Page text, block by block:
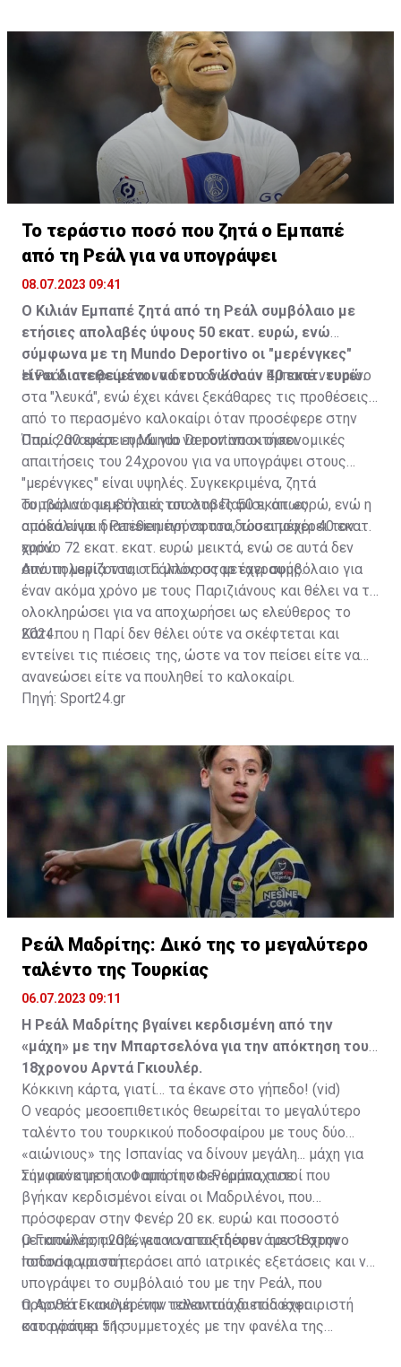
πέρασε τις τελευταίες του μέρες.
Το τεράστιο ποσό που ζητά ο Εμπαπέ
από τη Ρεάλ για να υπογράψει
08.07.2023 09:41
Ο Κιλιάν Εμπαπέ ζητά από τη Ρεάλ συμβόλαιο με
ετήσιες απολαβές ύψους 50 εκατ. ευρώ, ενώ
σύμφωνα με τη Mundo Deportivo οι "μερένγκες"
είναι διατεθειμένοι να του δώσουν 40 εκατ. ευρώ.
Η Ρεάλ ονειρεύεται να δει τον Κιλιάν Εμπαπέ ντυμένο
στα "λευκά", ενώ έχει κάνει ξεκάθαρες τις προθέσεις
από το περασμένο καλοκαίρι όταν προσέφερε στην
Παρί 200 εκατ. ευρώ για να τον αποκτήσει.
Όπως αναφέρει η Mundo Deportivo οι οικονομικές
απαιτήσεις του 24χρονου για να υπογράψει στους
"μερένγκες" είναι υψηλές. Συγκεκριμένα, ζητά
συμβόλαιο με ετήσιες απολαβές 50 εκατ. ευρώ, ενώ η
ομάδα είναι διατεθειμένη να του δώσει μέχρι 40 εκατ.
ευρώ.
Το τωρινό συμβόλαιό του στο Παρίσι, όπως
αποκάλυψε η Parisien πρόσφατα, του αποφέρει τον
χρόνο 72 εκατ. εκατ. ευρώ μεικτά, ενώ σε αυτά δεν
συνυπολογίζονται τα μπόνους μεταγραφής.
Από τη μεριά του, ο Γάλλος σταρ έχει συμβόλαιο για
έναν ακόμα χρόνο με τους Παριζιάνους και θέλει να το
ολοκληρώσει για να αποχωρήσει ως ελεύθερος το
2024.
Κάτι που η Παρί δεν θέλει ούτε να σκέφτεται και
εντείνει τις πιέσεις της, ώστε να τον πείσει είτε να
ανανεώσει είτε να πουληθεί το καλοκαίρι.
Πηγή: Sport24.gr
Ρεάλ Μαδρίτης: Δικό της το μεγαλύτερο
ταλέντο της Τουρκίας
06.07.2023 09:11
H Ρεάλ Μαδρίτης βγαίνει κερδισμένη από την
«μάχη» με την Μπαρτσελόνα για την απόκτηση του
18χρονου Αρντά Γκιουλέρ.
Κόκκινη κάρτα, γιατί… τα έκανε στο γήπεδο! (vid)
Ο νεαρός μεσοεπιθετικός θεωρείται το μεγαλύτερο
ταλέντο του τουρκικού ποδοσφαίρου με τους δύο
«αιώνιους» της Ισπανίας να δίνουν μεγάλη... μάχη για
την απόκτησή του από την Φενέρμπαχτσε.
Σύμφωνα με τον Φαμπρίτσιο Ρομάνο, αυτοί που
βγήκαν κερδισμένοι είναι οι Μαδριλένοι, που
πρόσφεραν στην Φενέρ 20 εκ. ευρώ και ποσοστό
μεταπώληση 20%, για να αποκτήσουν τον 18χρονο
ποδοσφαιριστή.
Ο Γκιουλέρ, αναμένεται να ταξιδέψει άμεσα στην
Ισπανία, για να περάσει από ιατρικές εξετάσεις και να
υπογράψει το συμβόλαιό του με την Ρεάλ, που
προσθέτει ακόμη έναν ταλαντούχο ποδοσφαιριστή
στο ρόστερ της.
Ο Αρντά Γκιουλέρ την τελευταία διετία έχει
καταγράψει 51 συμμετοχές με την φανέλα της